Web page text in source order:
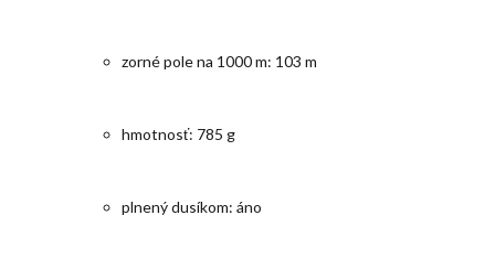
zorné pole na 1000 m: 103 m
hmotnosť: 785 g
plnený dusíkom: áno